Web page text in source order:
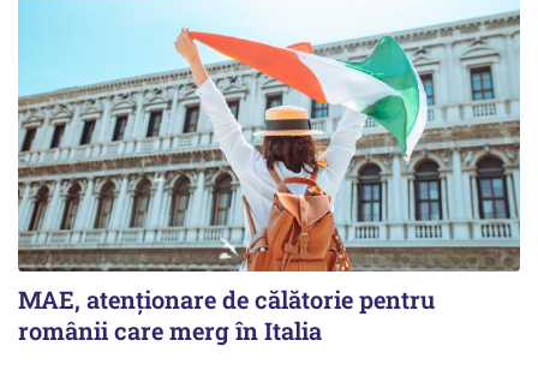
MAE, atenționare de călătorie pentru
românii care merg în Italia